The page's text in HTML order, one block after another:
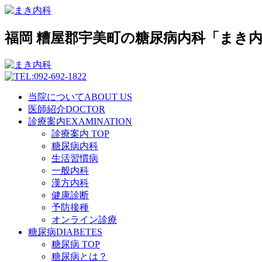
福岡 糟屋郡宇美町の糖尿病内科「まき
当院についてABOUT US
医師紹介DOCTOR
診療案内EXAMINATION
診療案内 TOP
糖尿病内科
生活習慣病
一般内科
漢方内科
健康診断
予防接種
オンライン診療
糖尿病DIABETES
糖尿病 TOP
糖尿病とは？